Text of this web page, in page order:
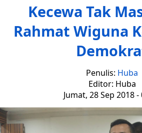
Kecewa Tak
Rahmat Wiguna
Penulis: Huba
Editor: Huba
Jumat, 28 Sep 2018 -